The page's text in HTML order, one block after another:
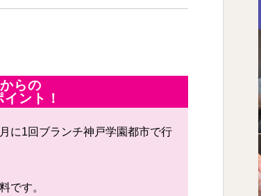
らの
ント！
に1回ブランチ神戸学園都市で行
です。